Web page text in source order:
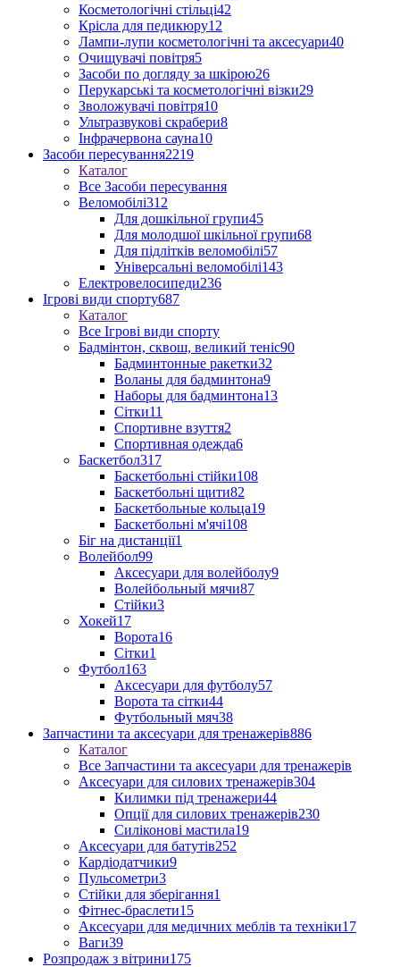
Косметологічні стільці42
Крісла для педикюру12
Лампи-лупи косметологічні та аксесуари40
Очищувачі повітря5
Засоби по догляду за шкірою26
Перукарські та косметологічні візки29
Зволожувачі повітря10
Ультразвукові скрабери8
Інфрачервона сауна10
Засоби пересування2219
Каталог
Все Засоби пересування
Веломобілі312
Для дошкільної групи45
Для молодшої шкільної групи68
Для підлітків веломобілі57
Універсальні веломобілі143
Електровелосипеди236
Ігрові види спорту687
Каталог
Все Ігрові види спорту
Бадмінтон, сквош, великий теніс90
Бадминтонные ракетки32
Воланы для бадминтона9
Наборы для бадминтона13
Сітки11
Спортивне взуття2
Спортивная одежда6
Баскетбол317
Баскетбольні стійки108
Баскетбольні щити82
Баскетбольные кольца19
Баскетбольні м'ячі108
Біг на дистанції1
Волейбол99
Аксесуари для волейболу9
Волейбольный мячи87
Стійки3
Хокей17
Ворота16
Сітки1
Футбол163
Аксесуари для футболу57
Ворота та сітки44
Футбольный мяч38
Запчастини та аксесуари для тренажерів886
Каталог
Все Запчастини та аксесуари для тренажерів
Аксесуари для силових тренажерів304
Килимки під тренажери44
Опції для силових тренажерів230
Силіконові мастила19
Аксесуари для батутів252
Кардіодатчики9
Пульсометри3
Стійки для зберігання1
Фітнес-браслети15
Аксесуари для медичних меблів та техніки17
Ваги39
Розпродаж з вітрини175